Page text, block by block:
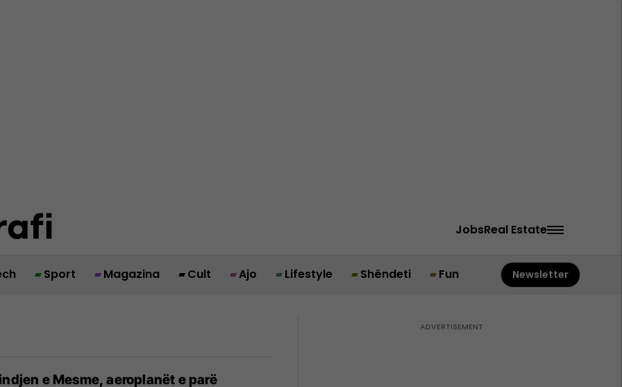
JobsReal Estate
Sport Magazina Cult Ajo Lifestyle Shëndeti Fun Newsletter
e Mesme, aeroplanët e parë